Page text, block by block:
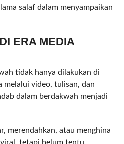
salaf dalam menyampaikan
ERA MEDIA
tidak hanya dilakukan di
melalui video, tulisan, dan
dalam berdakwah menjadi
merendahkan, atau menghina
tetapi belum tentu